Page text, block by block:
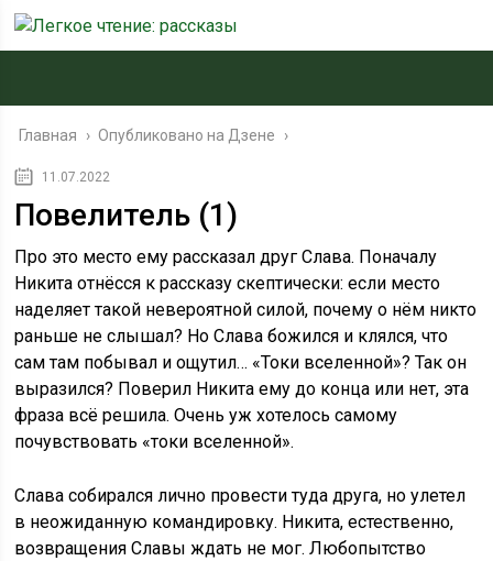
Главная › Опубликовано на Дзене ›
11.07.2022
Повелитель (1)
Про это место ему рассказал друг Слава. Поначалу
Никита отнёсся к рассказу скептически: если место
наделяет такой невероятной силой, почему о нём никто
раньше не слышал? Но Слава божился и клялся, что
сам там побывал и ощутил… «Токи вселенной»? Так он
выразился? Поверил Никита ему до конца или нет, эта
фраза всё решила. Очень уж хотелось самому
почувствовать «токи вселенной».
Слава собирался лично провести туда друга, но улетел
в неожиданную командировку. Никита, естественно,
возвращения Славы ждать не мог. Любопытство